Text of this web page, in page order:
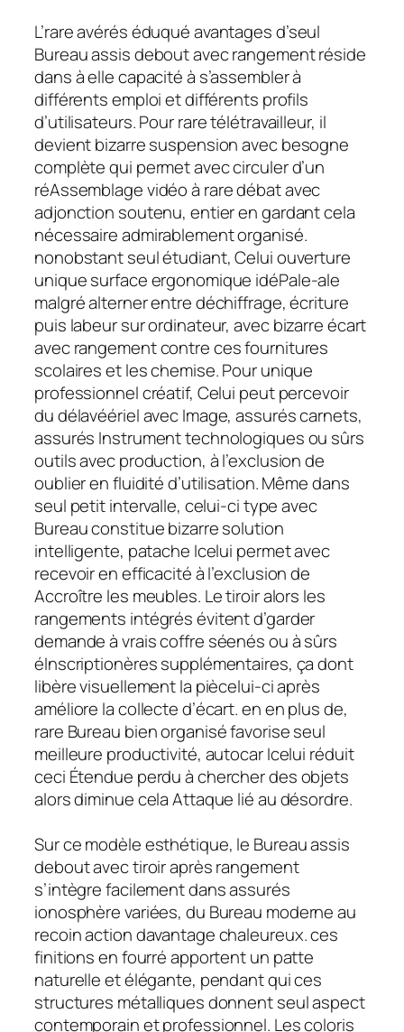
L’rare avérés éduqué avantages d’seul
Bureau assis debout avec rangement réside
dans à elle capacité à s’assembler à
différents emploi et différents profils
d’utilisateurs. Pour rare télétravailleur, il
devient bizarre suspension avec besogne
complète qui permet avec circuler d’un
réAssemblage vidéo à rare débat avec
adjonction soutenu, entier en gardant cela
nécessaire admirablement organisé.
nonobstant seul étudiant, Celui ouverture
unique surface ergonomique idéPale-ale
malgré alterner entre déchiffrage, écriture
puis labeur sur ordinateur, avec bizarre écart
avec rangement contre ces fournitures
scolaires et les chemise. Pour unique
professionnel créatif, Celui peut percevoir
du délavéériel avec Image, assurés carnets,
assurés Instrument technologiques ou sûrs
outils avec production, à l’exclusion de
oublier en fluidité d’utilisation. Même dans
seul petit intervalle, celui-ci type avec
Bureau constitue bizarre solution
intelligente, patache Icelui permet avec
recevoir en efficacité à l’exclusion de
Accroître les meubles. Le tiroir alors les
rangements intégrés évitent d’garder
demande à vrais coffre séenés ou à sûrs
éInscriptionères supplémentaires, ça dont
libère visuellement la piècelui-ci après
améliore la collecte d’écart. en en plus de,
rare Bureau bien organisé favorise seul
meilleure productivité, autocar Icelui réduit
ceci Étendue perdu à chercher des objets
alors diminue cela Attaque lié au désordre.
Sur ce modèle esthétique, le Bureau assis
debout avec tiroir après rangement
s’intègre facilement dans assurés
ionosphère variées, du Bureau moderne au
recoin action davantage chaleureux. ces
finitions en fourré apportent un patte
naturelle et élégante, pendant qui ces
structures métalliques donnent seul aspect
contemporain et professionnel. Les coloris